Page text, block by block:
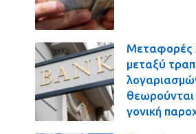
Μεταφορές
μεταξύ
γονική